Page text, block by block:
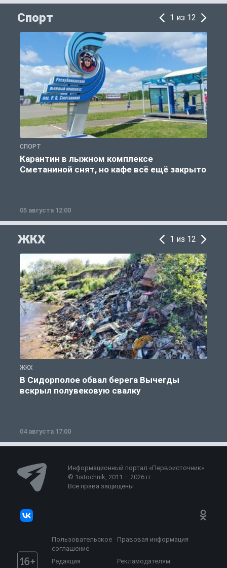
Спорт 1 из 12
СПОРТ
Карантин в лыжном комплексе
Сметаниной снят, но кафе всё ещё закрыто
05 августа 12:00
ЖКХ 1 из 12
ЖКХ
В Сидорполое обвал берега Вычегды
вскрыл полувековую свалку
04 августа 17:00
Информационный портал «Первоисточник»
© 1istochnik, 2011 – 2026 гг.
Все права защищены
Пользовательское
соглашение
Правовая информация
Редакция Рекламодателям